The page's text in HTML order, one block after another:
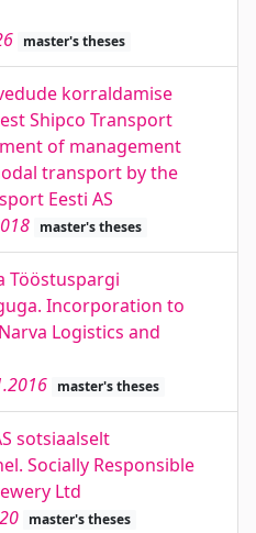
master's theses
korraldamise
Shipco Transport
of management
transport by the
Eesti AS
master's theses
Tööstuspargi
Incorporation to
Logistics and
master's theses
sotsiaalselt
Socially Responsible
Ltd
master's theses